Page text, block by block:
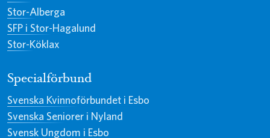
Stor-Alberga
SFP i Stor-Hagalund
Stor-Köklax
Specialförbund
Svenska Kvinnoförbundet i Esbo
Svenska Seniorer i Nyland
Svensk Ungdom i Esbo